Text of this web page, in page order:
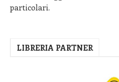
particolari.
LIBRERIA PARTNER